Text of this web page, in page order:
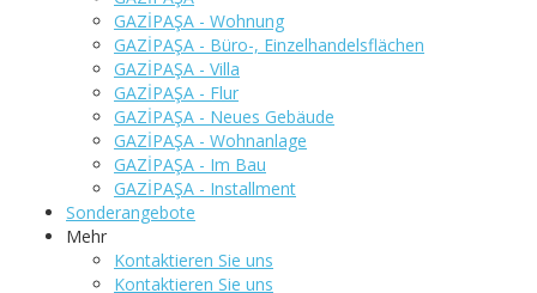
GAZİPAŞA - Wohnung
GAZİPAŞA - Büro-, Einzelhandelsflächen
GAZİPAŞA - Villa
GAZİPAŞA - Flur
GAZİPAŞA - Neues Gebäude
GAZİPAŞA - Wohnanlage
GAZİPAŞA - Im Bau
GAZİPAŞA - Installment
Sonderangebote
Mehr
Kontaktieren Sie uns
Kontaktieren Sie uns